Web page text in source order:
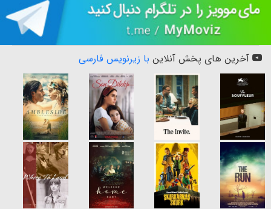
آخرین های پخش آنلاین با زیرنویس فارسی